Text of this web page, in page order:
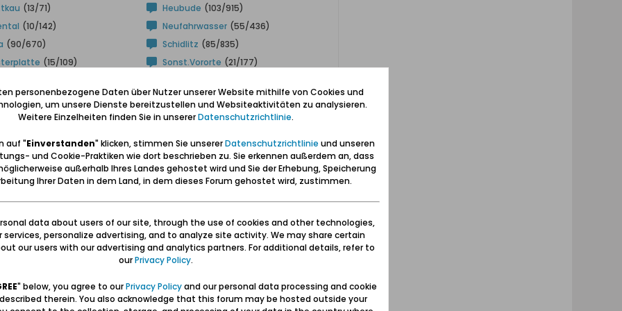
(13/71) Heubude (103/915)
(10/142) Neufahrwasser (55/436)
(90/670) Schidlitz (85/835)
(15/109) Sonst.Vororte (21/177)
(293/2.425)
Web-Seiten (255/1.747)
Geschichten,
Poesie
(407/2.446)
(69/424)
Bücher/Gedruckte
s
(340/2.356)
(355/1.753) Forum-Treffen (30/1.204)
Haff
Frische Haff mit seinen umgebenden Städten und Dörfern
personenbezogene Daten über Nutzer unserer Website mithilfe von Cookies und
um unsere Dienste bereitzustellen und Websiteaktivitäten zu analysieren.
Weitere Einzelheiten finden Sie in unsererDatenschutzrichtlinie.
auf "Einverstanden" klicken, stimmen Sie unsererDatenschutzrichtlinie und unseren
und Cookie-Praktiken wie dort beschrieben zu. Sie erkennen außerdem an, dass
außerhalb Ihres Landes gehostet wird und Sie der Erhebung, Speicherung
Ihrer Daten in dem Land, in dem dieses Forum gehostet wird, zustimmen.
data about users of our site, through the use of cookies and other technologies,
services, personalize advertising, and to analyze site activity. We may share certain
our users with our advertising and analytics partners. For additional details, refer to
ourPrivacy Policy.
" below, you agree to ourPrivacy Policyand our personal data processing and cookie
therein. You also acknowledge that this forum may be hosted outside your